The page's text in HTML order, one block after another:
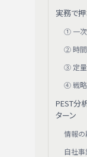
実務で押
① 一次
② 時間
③ 定量
④ 戦略
PEST分
ターン
情報の
自社